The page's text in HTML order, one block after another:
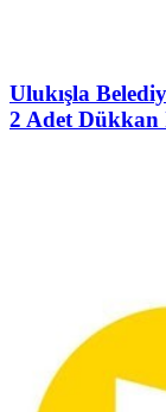
Ulukışla
2 Adet Dükkan